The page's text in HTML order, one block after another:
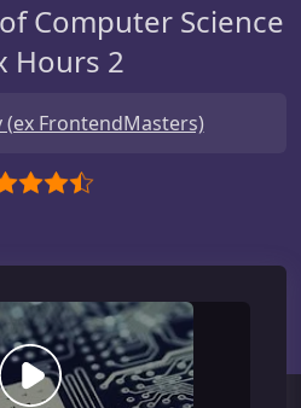
Computer Science
Hours 2
(ex FrontendMasters)